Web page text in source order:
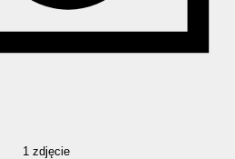
1 zdjęcie